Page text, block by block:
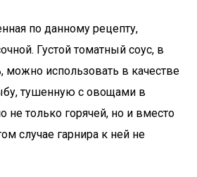
по данному рецепту,
Густой томатный соус, в
можно использовать в качестве
тушенную с овощами в
не только горячей, но и вместо
случае гарнира к ней не